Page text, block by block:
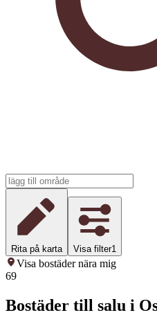
Rita på karta Visa filter1
Visa bostäder nära mig
69
Bostäder till salu i